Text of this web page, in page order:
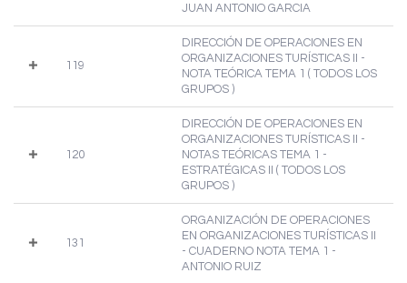
JUAN ANTONIO GARCIA
119
DIRECCIÓN DE OPERACIONES EN
ORGANIZACIONES TURÍSTICAS II -
NOTA TEÓRICA TEMA 1 ( TODOS LOS
GRUPOS )
120
DIRECCIÓN DE OPERACIONES EN
ORGANIZACIONES TURÍSTICAS II -
NOTAS TEÓRICAS TEMA 1 -
ESTRATÉGICAS II ( TODOS LOS
GRUPOS )
131
ORGANIZACIÓN DE OPERACIONES
EN ORGANIZACIONES TURÍSTICAS II
- CUADERNO NOTA TEMA 1 -
ANTONIO RUIZ